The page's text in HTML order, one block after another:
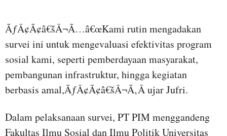
ÃƒÂ¢Ã¢â€šÂ¬Ã…â€œKami rutin mengadakan
survei ini untuk mengevaluasi efektivitas program
sosial kami, seperti pemberdayaan masyarakat,
pembangunan infrastruktur, hingga kegiatan
berbasis amal,ÃƒÂ¢Ã¢â€šÂ¬Ã‚Â ujar Jufri.
Dalam pelaksanaan survei, PT PIM menggandeng
Fakultas Ilmu Sosial dan Ilmu Politik Universitas